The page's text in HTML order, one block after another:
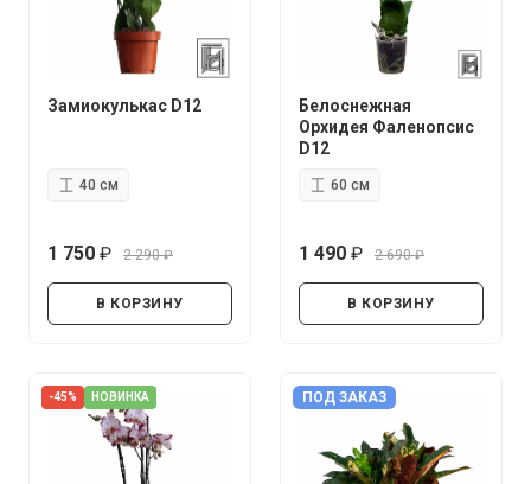
Замиокулькас D12
40 см
1 750
2 290
В КОРЗИНУ
Белоснежная
Орхидея Фаленопсис
D12
60 см
1 490
2 690
В КОРЗИНУ
-45% НОВИНКА ПОД ЗАКАЗ